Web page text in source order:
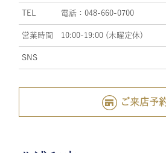
TEL 電話：048-660-0700
営業時間 10:00-19:00 (木曜定休)
SNS
ご来店予